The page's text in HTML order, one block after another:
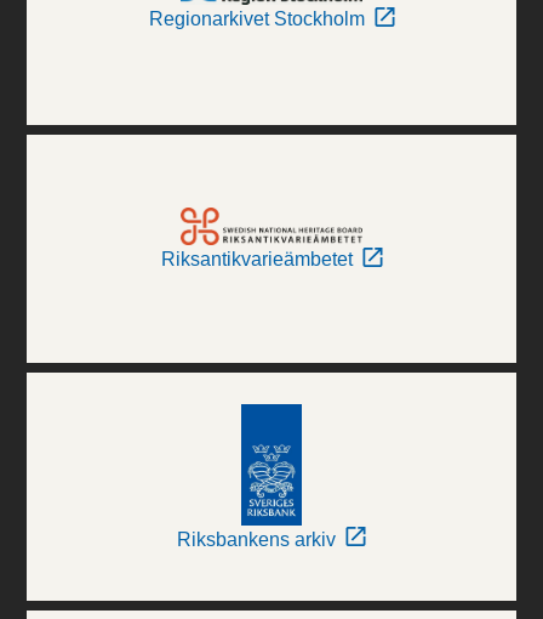
Regionarkivet Stockholm
Riksantikvarieämbetet
Riksbankens arkiv